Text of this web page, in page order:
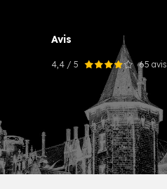
Avis
4,4 / 5 65 avis